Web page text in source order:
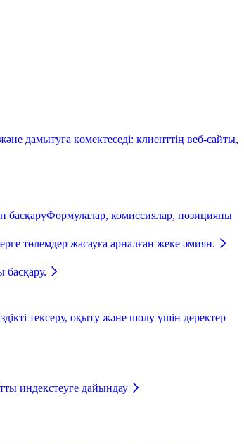
дамытуға көмектеседі: клиенттің веб-сайты,
басқаруФормулалар, комиссиялар, позицияны
төлемдер жасауға арналған жеке әмиян.
басқару.
тексеру, оқыту және шолу үшін деректер
индекстеуге дайындау